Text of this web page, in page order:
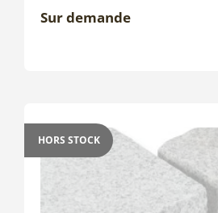
Sur demande
HORS STOCK